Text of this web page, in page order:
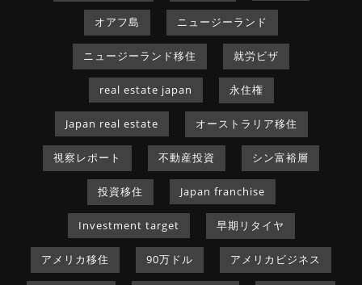
オアフ島 ニュージーランド
ニュージーランド移住 就労ビザ
real estate japan 永住権
Japan real estate オーストラリア移住
視察レポート 不動産投資 シン富裕層
投資移住 Japan franchise
Investment target 早期リタイヤ
アメリカ移住 90万ドル アメリカビジネス